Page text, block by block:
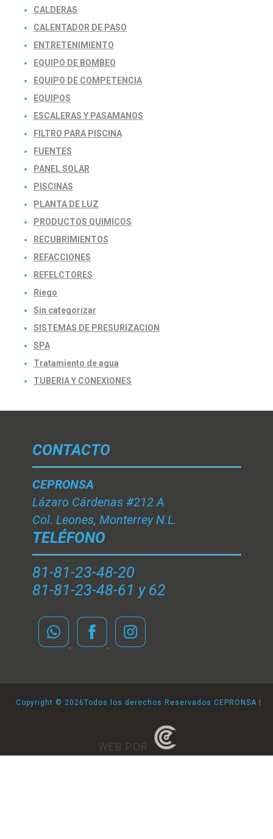
CALDERAS
CALENTADOR DE PASO
ENTRETENIMIENTO
EQUIPO DE BOMBEO
EQUIPO DE COMPETENCIA
EQUIPOS
ESCALERAS Y PASAMANOS
FILTRO PARA PISCINA
FUENTES
PANEL SOLAR
PISCINAS
PLANTA DE LUZ
PRODUCTOS QUIMICOS
RECUBRIMIENTOS
REFACCIONES
REFELCTORES
Riego
Sin categorizar
SISTEMAS DE PRESURIZACION
SPA
Tratamiento de agua
TUBERIA Y CONEXIONES
CONTACTO
CEPRONSA
Lázaro Cárdenas #212 A
Col. Leones, Monterrey N.L.
TELÉFONO
81-81-23-48-20
81-81-23-48-61 y 62
Copyright © 2026Todos los derechos Reservados CEPRONSA |
WEB POR